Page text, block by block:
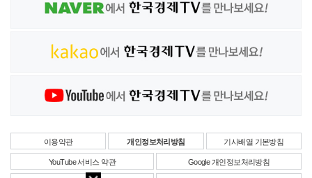
이용약관 개인정보처리방침 기사배열 기본방침
YouTube 서비스 약관 Google 개인정보처리방침